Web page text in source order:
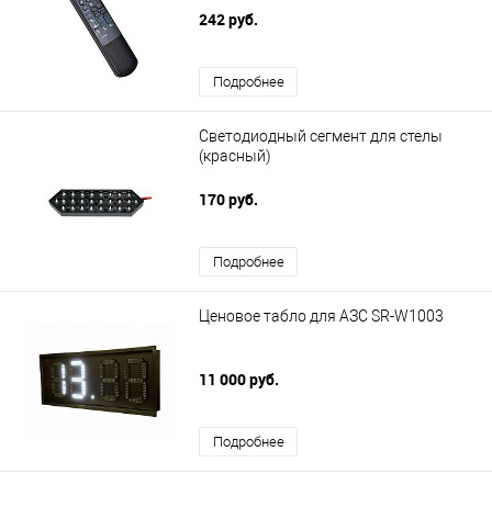
242 руб.
Подробнее
Светодиодный сегмент для стелы
(красный)
170 руб.
Подробнее
Ценовое табло для АЗС SR-W1003
11 000 руб.
Подробнее